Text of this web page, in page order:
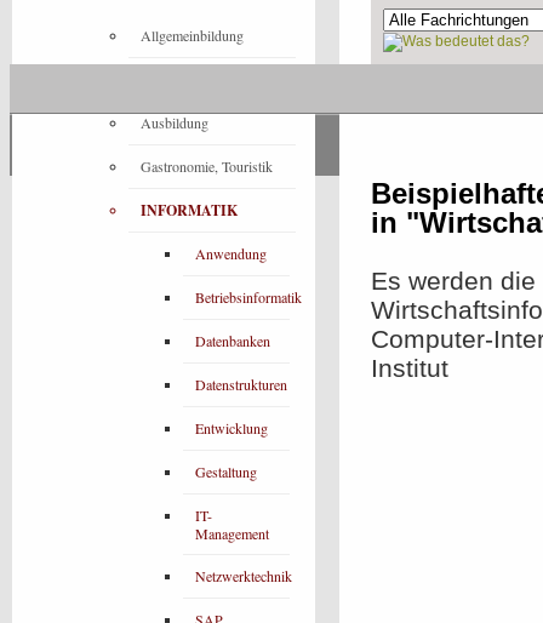
in
Es werden
Computer-
Institut
Allgemeinbildung
Ausbildung
Gastronomie, Touristik
INFORMATIK
Anwendung
Betriebsinformatik
Datenbanken
Datenstrukturen
Entwicklung
Gestaltung
IT-
Management
Netzwerktechnik